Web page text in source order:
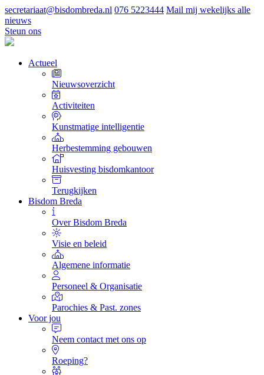
secretariaat@bisdombreda.nl 076 5223444 Mail mij wekelijks alle
nieuws
Steun ons
Actueel
Nieuwsoverzicht
Activiteiten
Kunstmatige intelligentie
Herbestemming gebouwen
Huisvesting bisdomkantoor
Terugkijken
Bisdom Breda
Over Bisdom Breda
Visie en beleid
Algemene informatie
Personeel & Organisatie
Parochies & Past. zones
Voor jou
Neem contact met ons op
Roeping?